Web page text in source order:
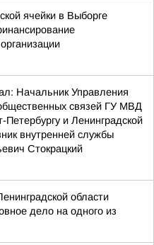
ячейки в Выборге
Начальник Управления
связей ГУ МВД
Петербургу и Ленинградской
внутренней службы
Стокрацкий
области
дело на одного из